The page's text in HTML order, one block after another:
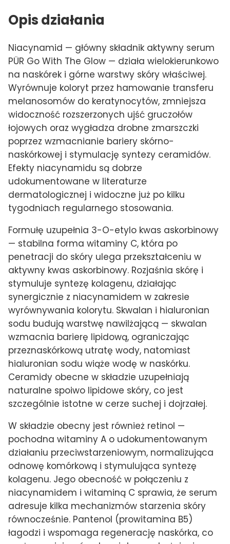
Opis działania
Niacynamid — główny składnik aktywny serum
PÜR Go With The Glow — działa wielokierunkowo
na naskórek i górne warstwy skóry właściwej.
Wyrównuje koloryt przez hamowanie transferu
melanosomów do keratynocytów, zmniejsza
widoczność rozszerzonych ujść gruczołów
łojowych oraz wygładza drobne zmarszczki
poprzez wzmacnianie bariery skórno-
naskórkowej i stymulację syntezy ceramidów.
Efekty niacynamidu są dobrze
udokumentowane w literaturze
dermatologicznej i widoczne już po kilku
tygodniach regularnego stosowania.
Formułę uzupełnia 3-O-etylo kwas askorbinowy
— stabilna forma witaminy C, która po
penetracji do skóry ulega przekształceniu w
aktywny kwas askorbinowy. Rozjaśnia skórę i
stymuluje syntezę kolagenu, działając
synergicznie z niacynamidem w zakresie
wyrównywania kolorytu. Skwalan i hialuronian
sodu budują warstwę nawilżającą — skwalan
wzmacnia barierę lipidową, ograniczając
przeznaskórkową utratę wody, natomiast
hialuronian sodu wiąże wodę w naskórku.
Ceramidy obecne w składzie uzupełniają
naturalne spoiwo lipidowe skóry, co jest
szczególnie istotne w cerze suchej i dojrzałej.
W składzie obecny jest również retinol —
pochodna witaminy A o udokumentowanym
działaniu przeciwstarzeniowym, normalizująca
odnowę komórkową i stymulująca syntezę
kolagenu. Jego obecność w połączeniu z
niacynamidem i witaminą C sprawia, że serum
adresuje kilka mechanizmów starzenia skóry
równocześnie. Pantenol (prowitamina B5)
łagodzi i wspomaga regenerację naskórka, co